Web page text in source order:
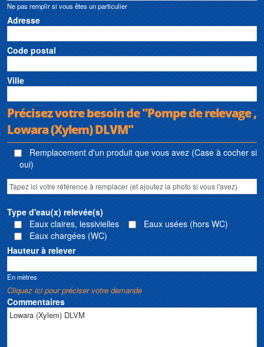
Ne pas remplir si vous êtes un particulier
Adresse
Code postal
Ville
Précisez votre besoin de "Pompe de relevage ,
Lowara (Xylem) DLVM"
Remplacement d'un produit que vous avez (Case à cocher si
oui)
Type d'eau(x) relevée(s)
Eaux claires, lessivielles
Eaux usées (hors WC)
Eaux chargées (WC)
Hauteur à relever
En mètres
Cliquez ici pour préciser votre demande
Commentaires